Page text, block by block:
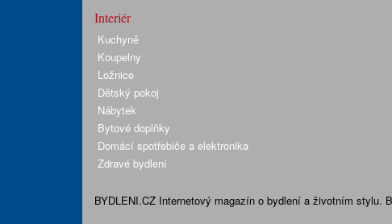
Interiér
Kuchyně
Koupelny
Ložnice
Dětský pokoj
Nábytek
Bytové doplňky
Domácí spotřebiče a elektronika
Zdravé bydlení
BYDLENI.CZ Internetový magazín o bydlení a životním stylu.